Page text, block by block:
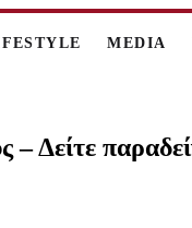
MEDIA
– Δείτε